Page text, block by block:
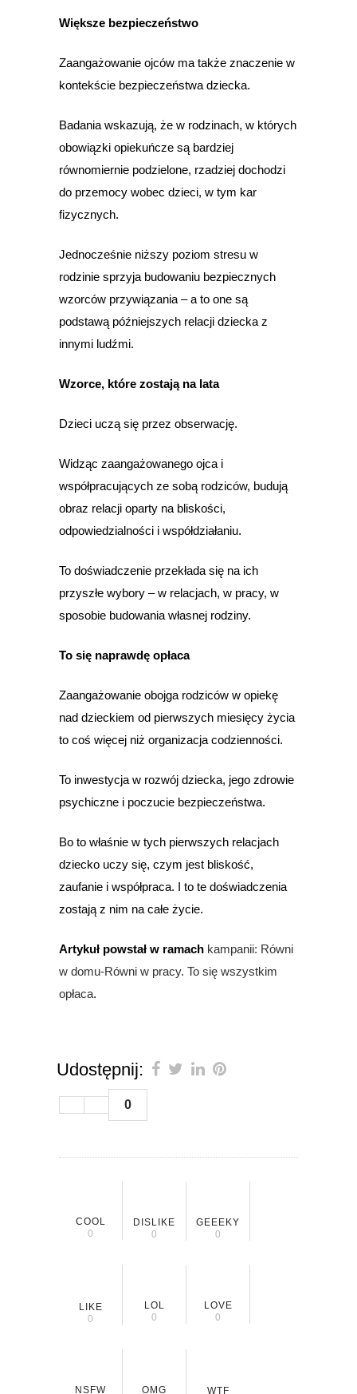
Większe bezpieczeństwo
Zaangażowanie ojców ma także znaczenie w
kontekście bezpieczeństwa dziecka.
Badania wskazują, że w rodzinach, w których
obowiązki opiekuńcze są bardziej
równomiernie podzielone, rzadziej dochodzi
do przemocy wobec dzieci, w tym kar
fizycznych.
Jednocześnie niższy poziom stresu w
rodzinie sprzyja budowaniu bezpiecznych
wzorców przywiązania – a to one są
podstawą późniejszych relacji dziecka z
innymi ludźmi.
Wzorce, które zostają na lata
Dzieci uczą się przez obserwację.
Widząc zaangażowanego ojca i
współpracujących ze sobą rodziców, budują
obraz relacji oparty na bliskości,
odpowiedzialności i współdziałaniu.
To doświadczenie przekłada się na ich
przyszłe wybory – w relacjach, w pracy, w
sposobie budowania własnej rodziny.
To się naprawdę opłaca
Zaangażowanie obojga rodziców w opiekę
nad dzieckiem od pierwszych miesięcy życia
to coś więcej niż organizacja codzienności.
To inwestycja w rozwój dziecka, jego zdrowie
psychiczne i poczucie bezpieczeństwa.
Bo to właśnie w tych pierwszych relacjach
dziecko uczy się, czym jest bliskość,
zaufanie i współpraca. I to te doświadczenia
zostają z nim na całe życie.
Artykuł powstał w ramach kampanii: Równi
w domu-Równi w pracy. To się wszystkim
opłaca.
Udostępnij:
0
COOL
0
DISLIKE
0
GEEEKY
0
LIKE
0
LOL
0
LOVE
0
NSFW OMG WTF